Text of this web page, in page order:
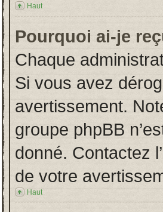
Haut
Pourquoi ai-je
Chaque
Si vous avez
avertissement.
groupe phpBB
donné. Contactez
de votre
Haut